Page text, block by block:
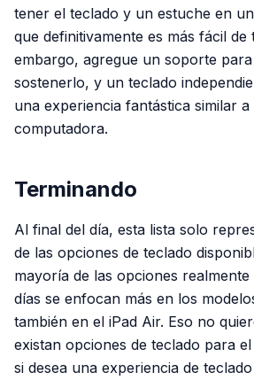
tener el teclado y un estuche en
que definitivamente es más fácil
embargo, agregue un soporte
sostenerlo, y un teclado
una experiencia fantástica similar
computadora.
Terminando
Al final del día, esta lista solo
de las opciones de teclado
mayoría de las opciones realmente
días se enfocan más en los
también en el iPad Air. Eso no
existan opciones de teclado para
si desea una experiencia de